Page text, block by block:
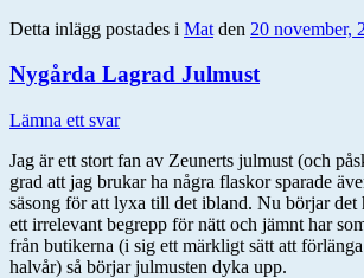
Detta inlägg postades i Mat den 20 november,
Nygårda Lagrad Julmust
Lämna ett svar
Jag är ett stort fan av Zeunerts julmust (och
grad att jag brukar ha några flaskor sparade
säsong för att lyxa till det ibland. Nu börjar det
ett irrelevant begrepp för nätt och jämnt har
från butikerna (i sig ett märkligt sätt att
halvår) så börjar julmusten dyka upp.